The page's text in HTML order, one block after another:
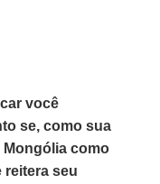
você
se, como sua
como
reitera seu